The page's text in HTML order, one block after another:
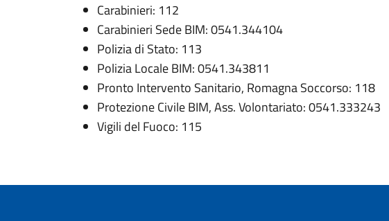
Carabinieri: 112
Carabinieri Sede BIM: 0541.344104
Polizia di Stato: 113
Polizia Locale BIM: 0541.343811
Pronto Intervento Sanitario, Romagna Soccorso: 118
Protezione Civile BIM, Ass. Volontariato: 0541.333243
Vigili del Fuoco: 115